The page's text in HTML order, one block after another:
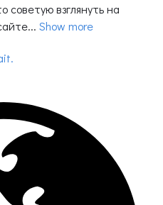
советую взглянуть на
Show more